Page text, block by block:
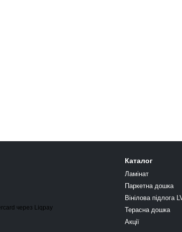
Каталог
Ламінат
Паркетна дошка
Вінілова підлога
Терасна дошка
Акції